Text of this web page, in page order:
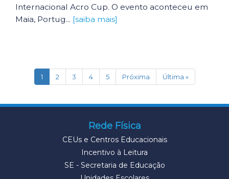
Internacional Acro Cup. O evento aconteceu em
Maia, Portug... [saiba mais]
1(current)
2 3 4 5 Próxima Última »
Rede Física
CEUs e Centros Educacionais
Incentivo à Leitura
SE - Secretaria de Educação